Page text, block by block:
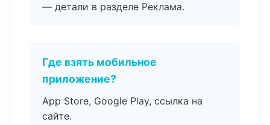
— детали в разделе Реклама.
Где взять мобильное
приложение?
App Store, Google Play, ссылка на
сайте.